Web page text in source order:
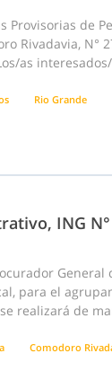
de
Rivadavia, N°
as
Rio Grande
ING
para el
realizará de
Comodoro